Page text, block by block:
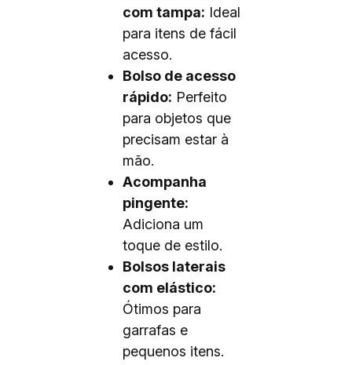
com tampa: Ideal
para itens de fácil
acesso.
Bolso de acesso
rápido: Perfeito
para objetos que
precisam estar à
mão.
Acompanha
pingente:
Adiciona um
toque de estilo.
Bolsos laterais
com elástico:
Ótimos para
garrafas e
pequenos itens.